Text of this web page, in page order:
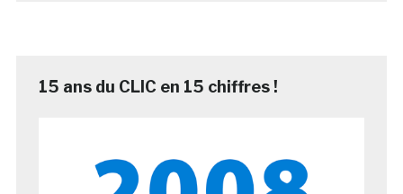
15 ans du CLIC en 15 chiffres !